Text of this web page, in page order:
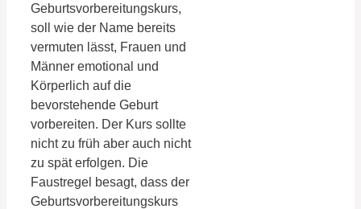
Geburtsvorbereitungskurs,
soll wie der Name bereits
vermuten lässt, Frauen und
Männer emotional und
Körperlich auf die
bevorstehende Geburt
vorbereiten. Der Kurs sollte
nicht zu früh aber auch nicht
zu spät erfolgen. Die
Faustregel besagt, dass der
Geburtsvorbereitungskurs